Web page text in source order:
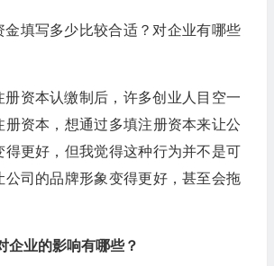
金填写多少比较合适？对企业有哪些
册资本认缴制后，许多创业人目空一
册资本，想通过多填注册资本来让公
得更好，但我觉得这种行为并不是可
公司的品牌形象变得更好，甚至会拖
企业的影响有哪些？